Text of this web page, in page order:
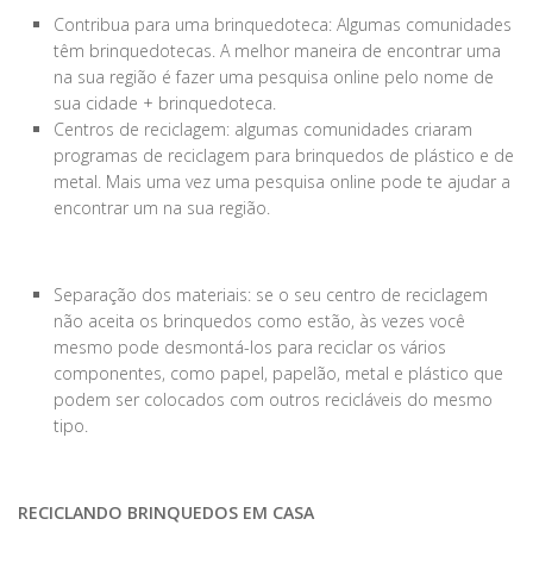
Contribua para uma brinquedoteca: Algumas comunidades
têm brinquedotecas. A melhor maneira de encontrar uma
na sua região é fazer uma pesquisa online pelo nome de
sua cidade + brinquedoteca.
Centros de reciclagem: algumas comunidades criaram
programas de reciclagem para brinquedos de plástico e de
metal. Mais uma vez uma pesquisa online pode te ajudar a
encontrar um na sua região.
Separação dos materiais: se o seu centro de reciclagem
não aceita os brinquedos como estão, às vezes você
mesmo pode desmontá-los para reciclar os vários
componentes, como papel, papelão, metal e plástico que
podem ser colocados com outros recicláveis do mesmo
tipo.
RECICLANDO BRINQUEDOS EM CASA